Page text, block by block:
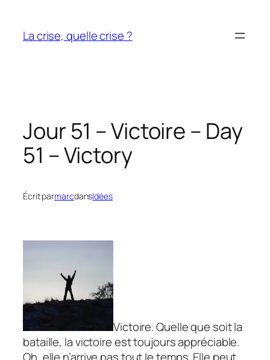
contenu
La crise, quelle crise ?
Jour 51 – Victoire – Day
51 – Victory
Écrit parmarcdansIdées
Victoire. Quelle que soit la
bataille, la victoire est toujours appréciable.